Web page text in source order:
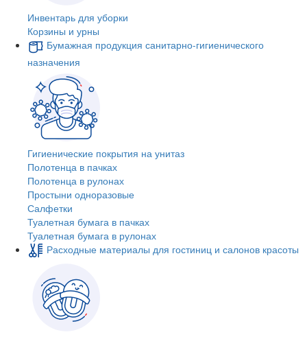
Инвентарь для уборки
Корзины и урны
Бумажная продукция санитарно-гигиенического
назначения
Гигиенические покрытия на унитаз
Полотенца в пачках
Полотенца в рулонах
Простыни одноразовые
Салфетки
Туалетная бумага в пачках
Туалетная бумага в рулонах
Расходные материалы для гостиниц и салонов красоты